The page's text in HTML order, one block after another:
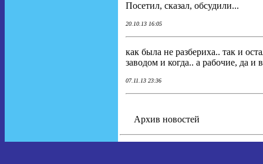
Посетил, сказал, обсудили...
20.10.13 16:05
как была не разбериха.. так и
заводом и когда.. а рабочие, да и
07.11.13 23:36
Архив новостей